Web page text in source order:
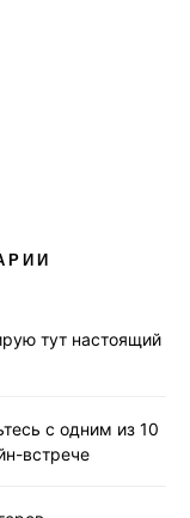
тут настоящий
с одним из 10
встрече